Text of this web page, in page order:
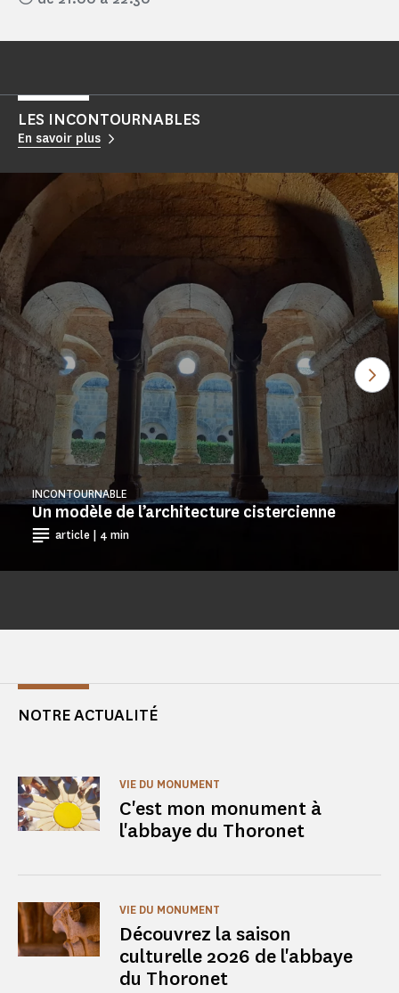
LES INCONTOURNABLES
En savoir plus
Un modèle de l’architecture cistercienne
INCONTOURNABLE
article | 4 min
NOTRE ACTUALITÉ
C'est mon monument à
l'abbaye du Thoronet
VIE DU MONUMENT
Découvrez la saison
culturelle 2026 de l'abbaye
du Thoronet
VIE DU MONUMENT